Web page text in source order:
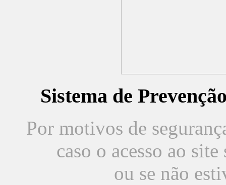
Sistema de
Por motivos de
caso o acesso ao
ou se não